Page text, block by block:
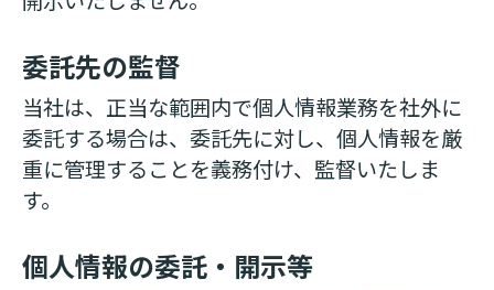
委託先の監督
当社は、正当な範囲内で個人情報業務を社外に
委託する場合は、委託先に対し、個人情報を厳
重に管理することを義務付け、監督いたしま
す。
個人情報の委託・開示等